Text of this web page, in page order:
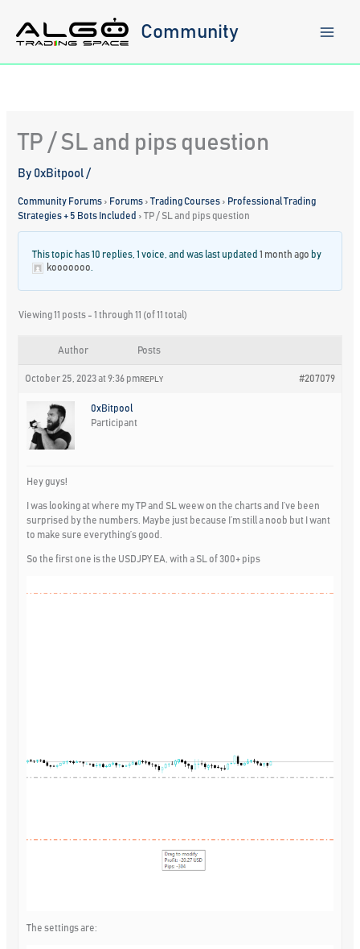
content
Community
TP / SL and pips question
By 0xBitpool/
Community Forums › Forums › Trading Courses › Professional Trading
Strategies + 5 Bots Included › TP / SL and pips question
This topic has 10 replies, 1 voice, and was last updated1 month ago by
kooooooo
Viewing 11 posts - 1 through 11 (of 11 total)
Author Posts
October 25, 2023 at 9:36 pm #207079
REPLY
0xBitpool
Participant
Hey guys!
I was looking at where my TP and SL weew on the charts and I’ve been
surprised by the numbers. Maybe just because I’m still a noob but I want
to make sure everything’s good.
So the first one is the USDJPY EA, with a SL of 300+ pips
The settings are: